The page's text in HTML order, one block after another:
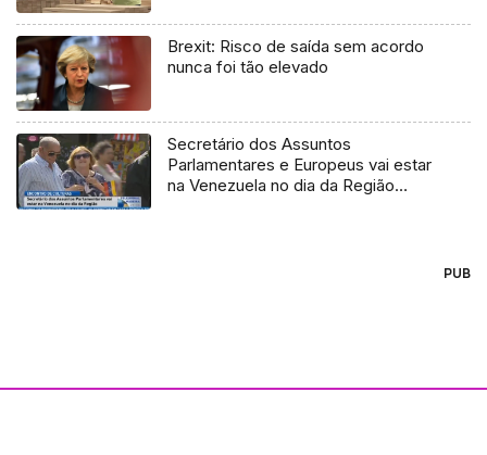
Brexit: Risco de saída sem acordo
nunca foi tão elevado
Secretário dos Assuntos
Parlamentares e Europeus vai estar
na Venezuela no dia da Região
PUB